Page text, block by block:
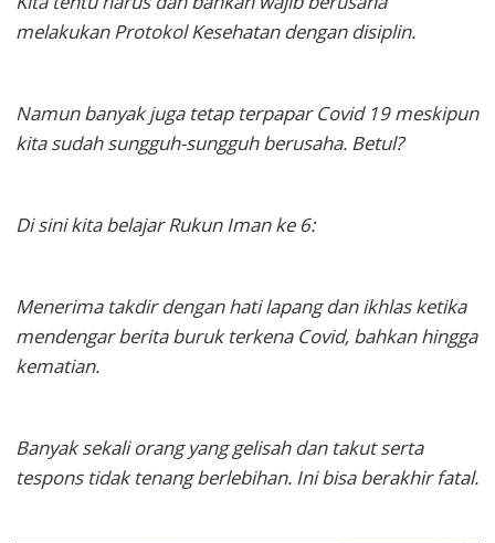
melakukan Protokol Kesehatan dengan disiplin.
Namun banyak juga tetap terpapar Covid 19 meskipun
kita sudah sungguh-sungguh berusaha. Betul?
Di sini kita belajar Rukun Iman ke 6:
Menerima takdir dengan hati lapang dan ikhlas ketika
mendengar berita buruk terkena Covid, bahkan hingga
kematian.
Banyak sekali orang yang gelisah dan takut serta
tespons tidak tenang berlebihan. Ini bisa berakhir fatal.